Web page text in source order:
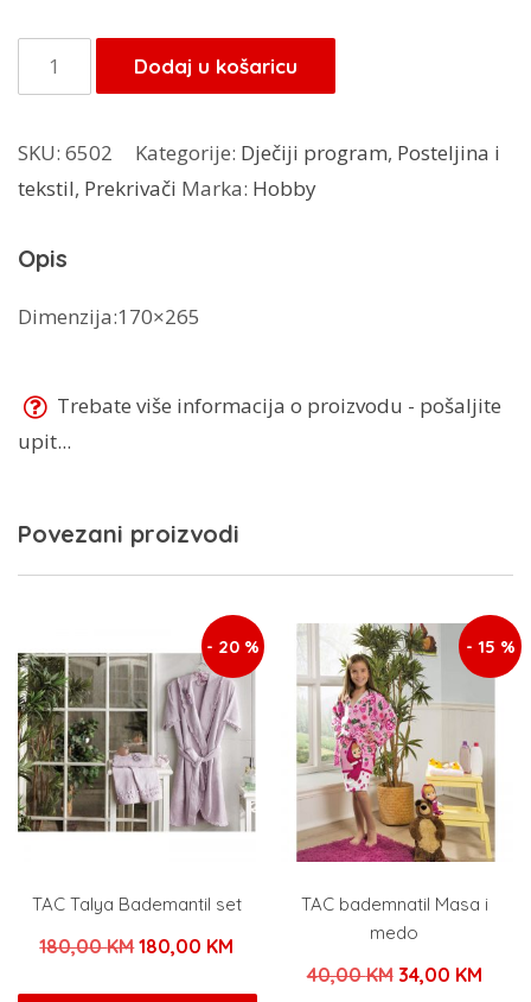
je:
150,00 KM.
Prekrivač
Mickey
količina
Dodaj u košaricu
SKU: 6502 Kategorije: Dječiji program, Posteljina i
tekstil, Prekrivači Marka: Hobby
Opis
Dimenzija:170×265
Trebate više informacija o proizvodu - pošaljite
upit...
Povezani proizvodi
- 20 %
TAC Talya Bademantil set
180,00KMIzvorna
180,00 KM
- 15 %
TAC bademnatil Masa i
medo
40,00KM Izvorna
34,00 KM